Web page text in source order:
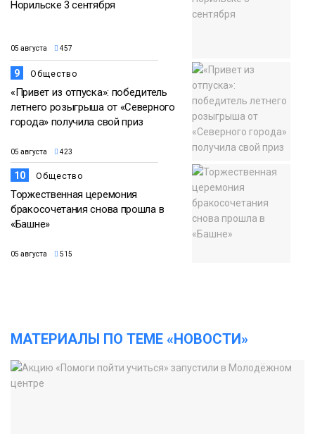
Норильске 3 сентября
05 августа 457
9 Общество
«Привет из отпуска»: победитель
летнего розыгрыша от «Северного
города» получила свой приз
05 августа 423
10 Общество
Торжественная церемония
бракосочетания снова прошла в
«Башне»
05 августа 515
МАТЕРИАЛЫ ПО ТЕМЕ «НОВОСТИ»